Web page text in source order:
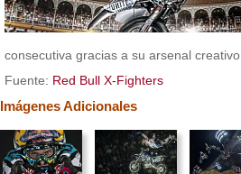
consecutiva gracias a su arsenal creativo.
Fuente: Red Bull X-Fighters
Imágenes Adicionales